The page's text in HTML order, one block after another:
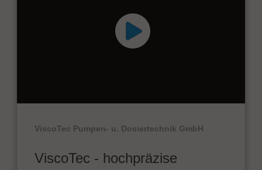
ViscoTec Pumpen- u. Dosiertechnik GmbH
ViscoTec - hochpräzise